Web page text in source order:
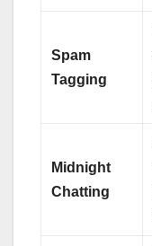
Spam
Tagging
Midnight
Chatting